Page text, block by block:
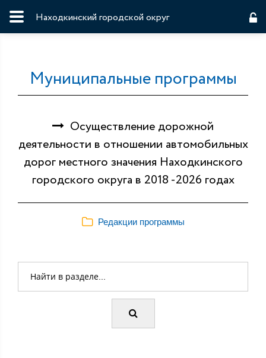
Находкинский городской округ
Муниципальные программы
Осуществление дорожной
деятельности в отношении автомобильных
дорог местного значения Находкинского
городского округа в 2018 -2026 годах
Редакции программы